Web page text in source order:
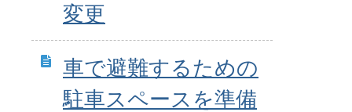
変更
車で避難するための
駐車スペースを準備